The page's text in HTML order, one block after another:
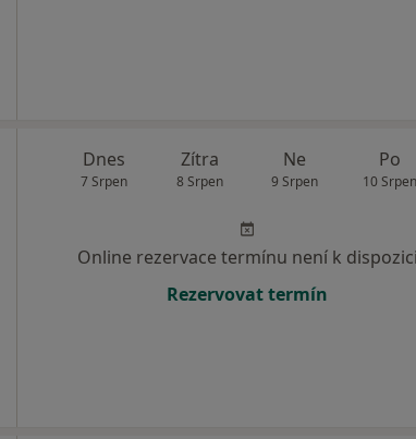
Dnes
7 Srpen
Zítra
8 Srpen
Ne
9 Srpen
Po
10 Srpen
Online rezervace termínu není k dispozici
Rezervovat termín